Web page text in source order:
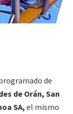
de
de Orán, San
SA, el mismo